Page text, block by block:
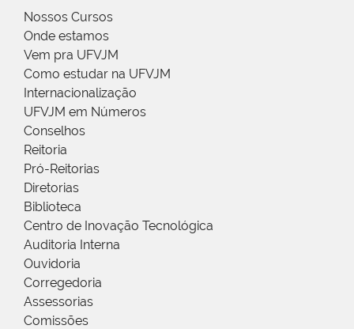
Nossos Cursos
Onde estamos
Vem pra UFVJM
Como estudar na UFVJM
Internacionalização
UFVJM em Números
Conselhos
Reitoria
Pró-Reitorias
Diretorias
Biblioteca
Centro de Inovação Tecnológica
Auditoria Interna
Ouvidoria
Corregedoria
Assessorias
Comissões